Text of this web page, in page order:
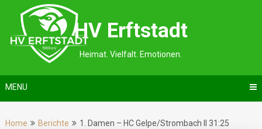
content
HV Erftstadt
Heimat. Vielfalt. Emotionen.
MENU
Home Berichte 1. Damen – HC Gelpe/Strombach II 31:25